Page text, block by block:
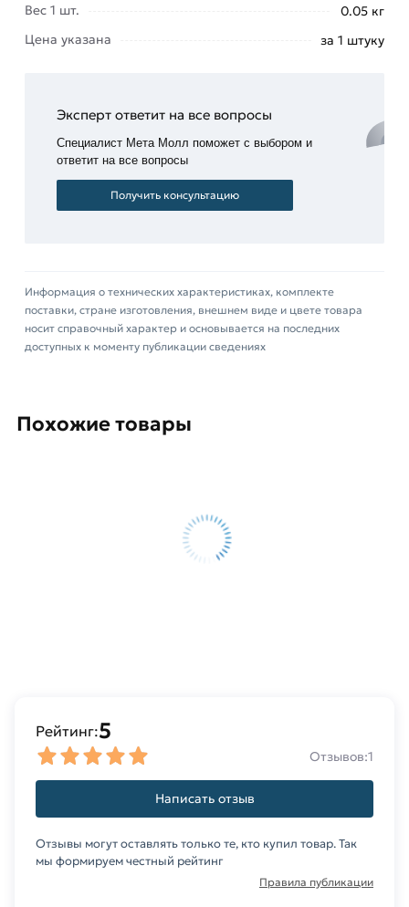
Имеют жаберную (
) конструкцию и
профильные трубы с различной толщиной
При их использовании отпадает необходимость
заваривать отверстия, что приводит к
значительной экономии времени и удешевляет
конструкцию. Удобна и проста в монтаже.
При установке рекомендуется использовать
пластиковые для профильных труб в любом
количестве, обратившись в офис«МетаМолл»
Для приобретения данной позиции, кликните
позвонив по контактам указанным на сайте.
профессиональные менеджеры обработают
заказ и свяжутся с Вами для согласования
условий доставки или самовывоза.
Вес 1 шт.
0.05 кг
Цена указана
за 1 штуку
Эксперт ответит на все вопросы
Специалист Мета Молл поможет с выбором и
ответит на все вопросы
Получить консультацию
Информация о технических характеристиках, комплекте
поставки, стране изготовления, внешнем виде и цвете товара
носит справочный характер и основывается на последних
доступных к моменту публикации сведениях
Похожие товары
Рейтинг:5
Отзывов:1
Написать отзыв
Отзывы могут оставлять только те, кто купил товар. Так
мы формируем честный рейтинг
Правила публикации